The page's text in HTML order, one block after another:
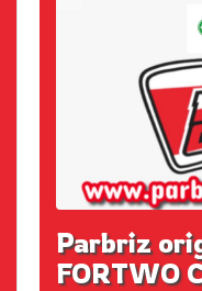
Parbriz
FORTWO